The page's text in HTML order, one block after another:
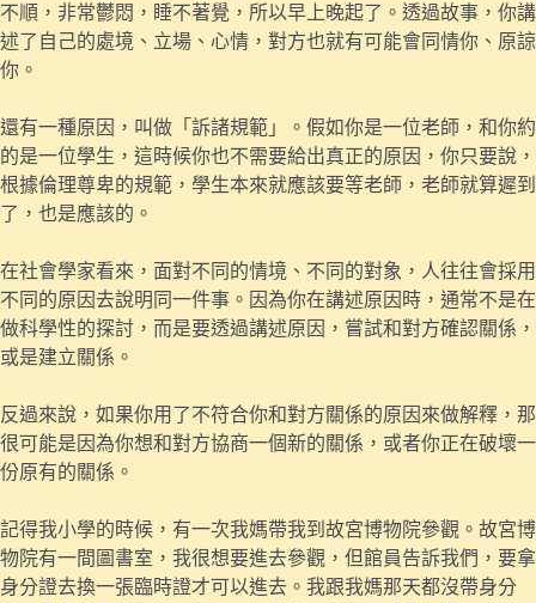
不順，非常鬱悶，睡不著覺，所以早上晚起了。透過故事，你講
述了自己的處境、立場、心情，對方也就有可能會同情你、原諒
你。
還有一種原因，叫做「訴諸規範」。假如你是一位老師，和你約
的是一位學生，這時候你也不需要給出真正的原因，你只要說，
根據倫理尊卑的規範，學生本來就應該要等老師，老師就算遲到
了，也是應該的。
在社會學家看來，面對不同的情境、不同的對象，人往往會採用
不同的原因去說明同一件事。因為你在講述原因時，通常不是在
做科學性的探討，而是要透過講述原因，嘗試和對方確認關係，
或是建立關係。
反過來說，如果你用了不符合你和對方關係的原因來做解釋，那
很可能是因為你想和對方協商一個新的關係，或者你正在破壞一
份原有的關係。
記得我小學的時候，有一次我媽帶我到故宮博物院參觀。故宮博
物院有一間圖書室，我很想要進去參觀，但館員告訴我們，要拿
身分證去換一張臨時證才可以進去。我跟我媽那天都沒帶身分